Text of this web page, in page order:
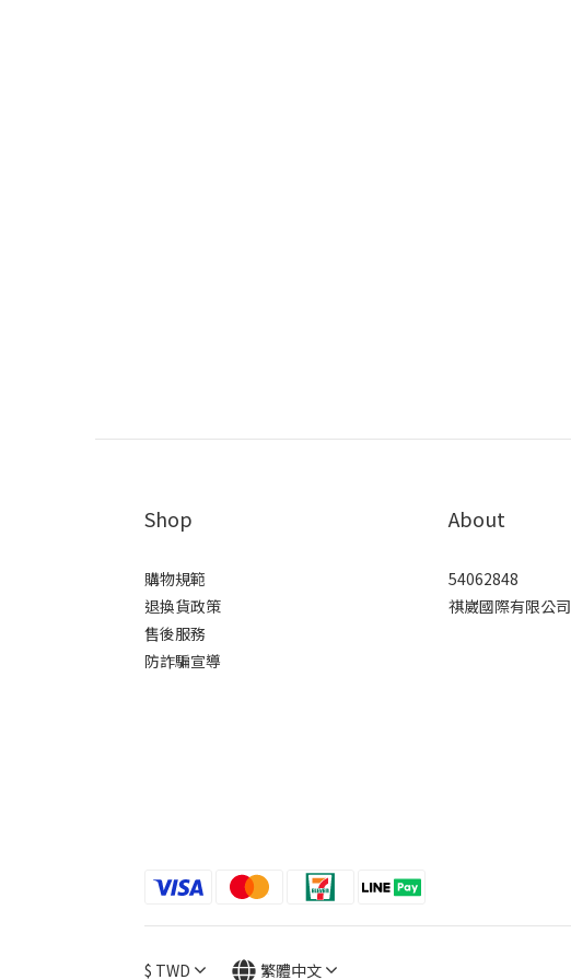
Shop
購物規範
退換貨政策
售後服務
防詐騙宣導
About
54062848
祺崴國際有限公司
$ TWD 繁體中文